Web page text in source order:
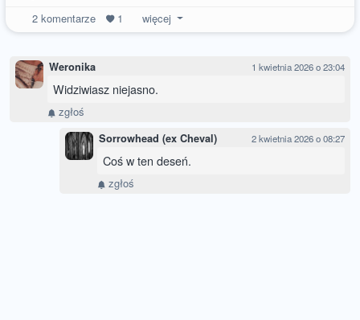
2komentarze 1 więcej
Weronika 1 kwietnia 2026 o 23:04
Widziwiasz niejasno.
zgłoś
Sorrowhead (ex Cheval) 2 kwietnia 2026 o 08:27
Coś w ten deseń.
zgłoś